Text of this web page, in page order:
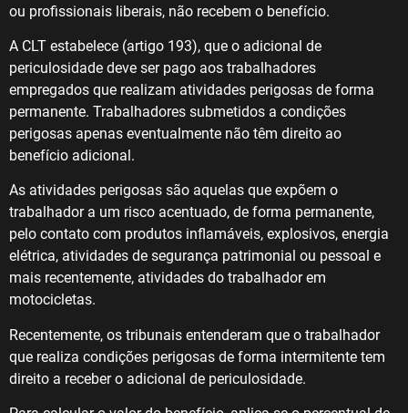
ou profissionais liberais, não recebem o benefício.
A CLT estabelece (artigo 193), que o adicional de
periculosidade deve ser pago aos trabalhadores
empregados que realizam atividades perigosas de forma
permanente. Trabalhadores submetidos a condições
perigosas apenas eventualmente não têm direito ao
benefício adicional.
As atividades perigosas são aquelas que expõem o
trabalhador a um risco acentuado, de forma permanente,
pelo contato com produtos inflamáveis, explosivos, energia
elétrica, atividades de segurança patrimonial ou pessoal e
mais recentemente, atividades do trabalhador em
motocicletas.
Recentemente, os tribunais entenderam que o trabalhador
que realiza condições perigosas de forma intermitente tem
direito a receber o adicional de periculosidade.